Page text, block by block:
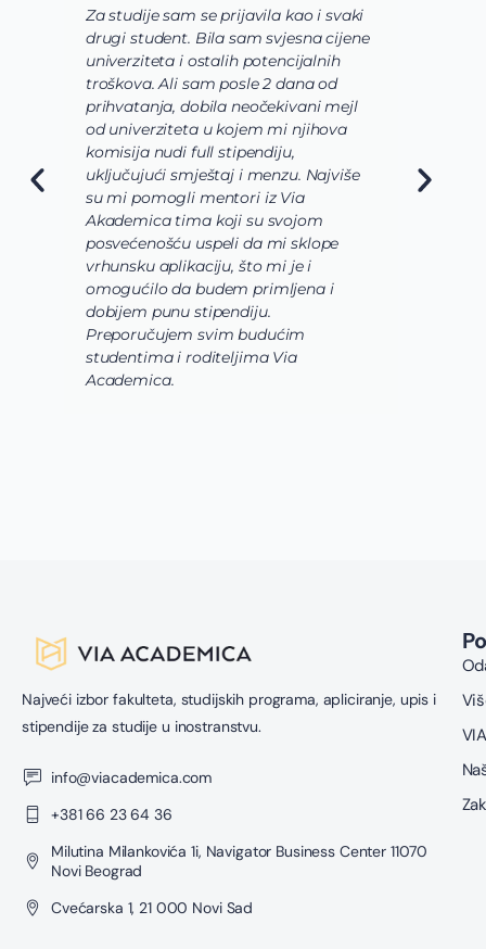
Za studije sam se prijavila kao i svaki
drugi student. Bila sam svjesna cijene
univerziteta i ostalih potencijalnih
troškova. Ali sam posle 2 dana od
prihvatanja, dobila neočekivani mejl
od univerziteta u kojem mi njihova
komisija nudi full stipendiju,
uključujući smještaj i menzu. Najviše
su mi pomogli mentori iz Via
Akademica tima koji su svojom
posvećenošću uspeli da mi sklope
vrhunsku aplikaciju, što mi je i
omogućilo da budem primljena i
dobijem punu stipendiju.
Preporučujem svim budućim
studentima i roditeljima Via
Academica.
Najveći izbor fakulteta, studijskih programa, apliciranje, upis i
stipendije za studije u inostranstvu.
info@viacademica.com
+381 66 23 64 36
Milutina Milankovića 1i, Navigator Business Center 11070
Novi Beograd
Cvećarska 1, 21 000 Novi Sad